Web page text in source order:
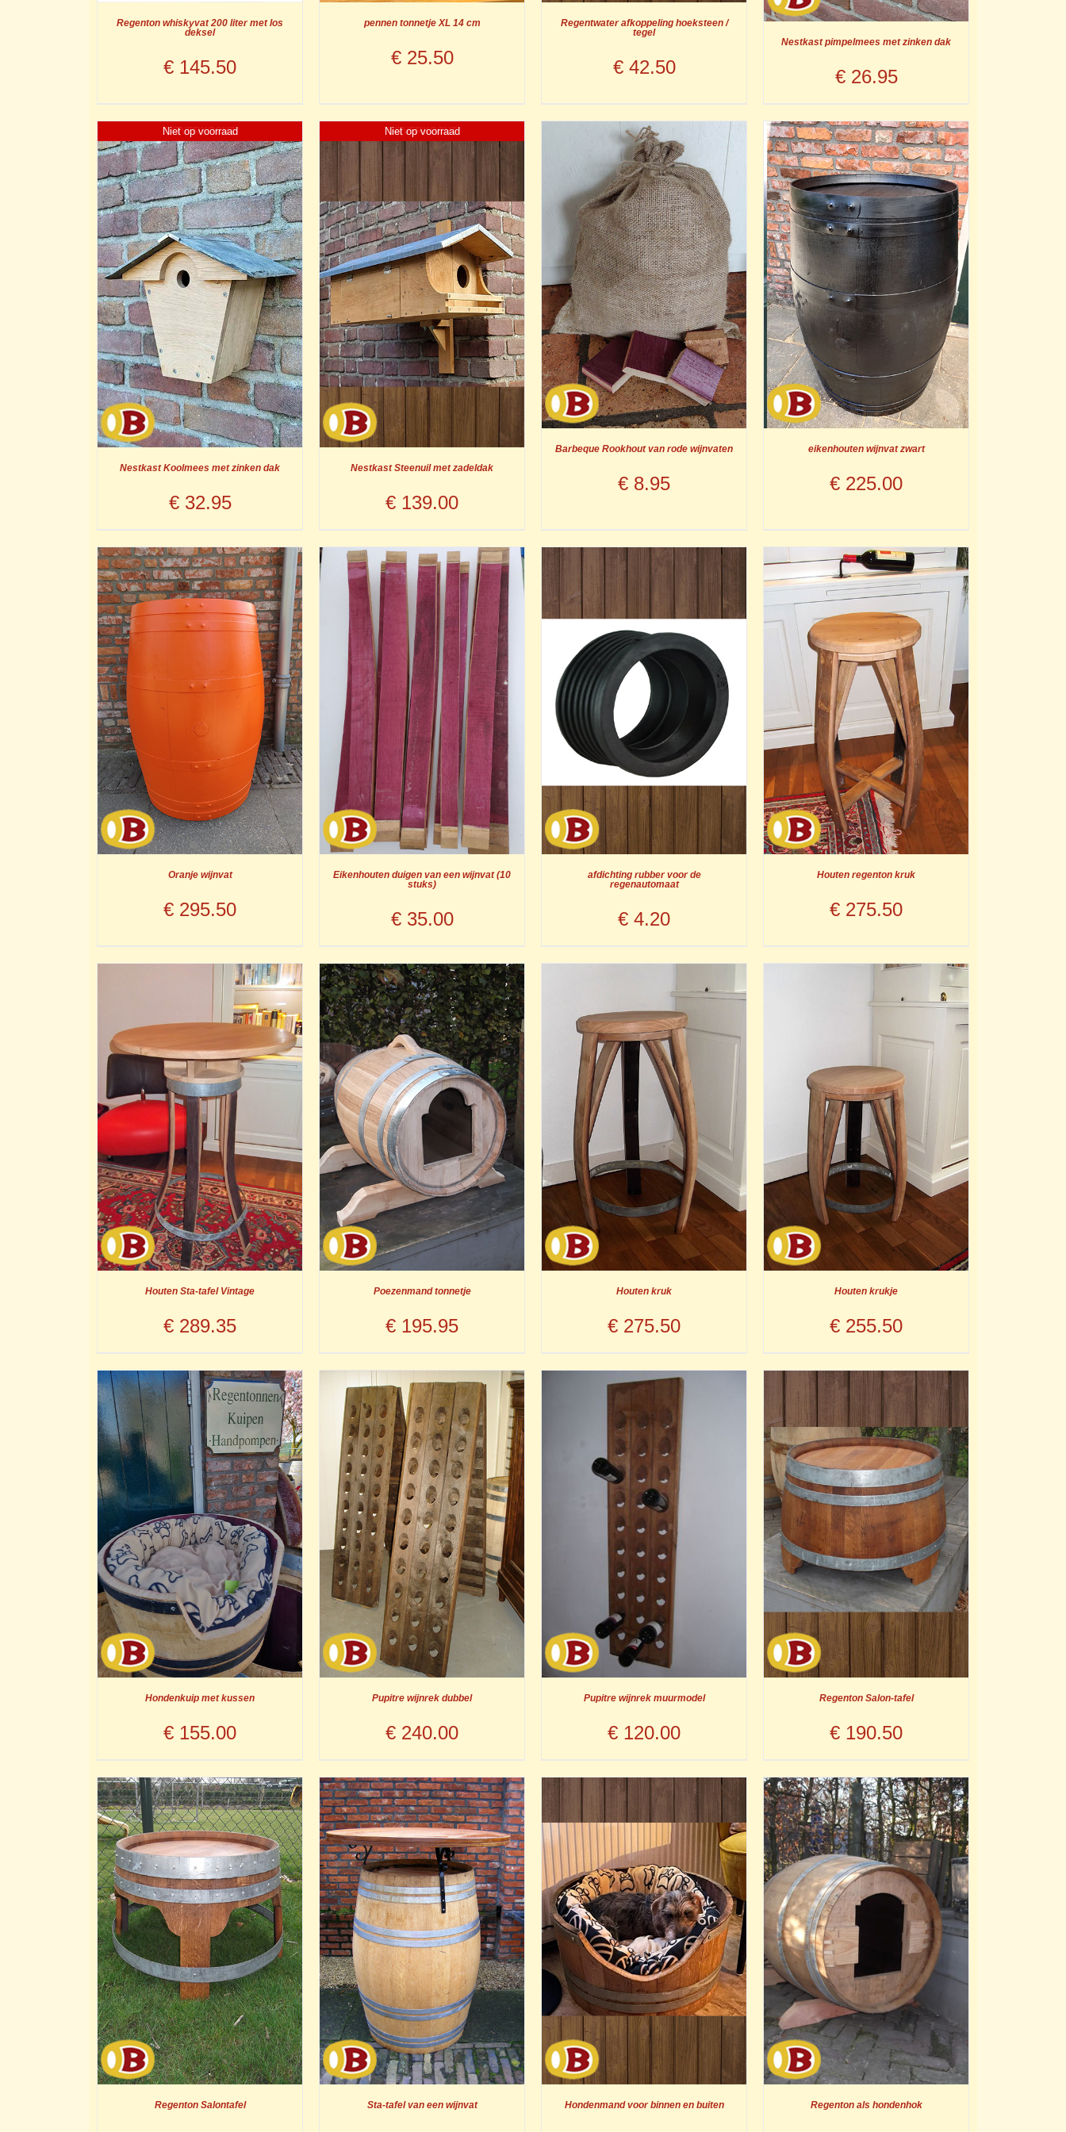
Regenton whiskyvat 200 liter met los
deksel
€ 145.50
pennen tonnetje XL 14 cm
€25.50
Regentwater afkoppeling hoeksteen /
tegel
€42.50
Nestkast pimpelmees met zinken dak
€26.95
Niet op voorraad
UITVERKOCHT
Nestkast Koolmees met zinken dak
€32.95
Niet op voorraad
UITVERKOCHT
Nestkast Steenuil met zadeldak
€ 139.00
Barbeque Rookhout van rode wijnvaten
€ 8.95
eikenhouten wijnvat zwart
€ 225.00
Oranje wijnvat
€ 295.50
Eikenhouten duigen van een wijnvat (10
stuks)
€35.00
afdichting rubber voor de
regenautomaat
€ 4.20
Houten regenton kruk
€ 275.50
Houten Sta-tafel Vintage
€ 289.35
Poezenmand tonnetje
€ 195.95
Houten kruk
€ 275.50
Houten krukje
€ 255.50
Hondenkuip met kussen
€ 155.00
Pupitre wijnrek dubbel
€ 240.00
Pupitre wijnrek muurmodel
€ 120.00
Regenton Salon-tafel
€ 190.50
Regenton Salontafel Sta-tafel van een wijnvat Hondenmand voor binnen en buiten Regenton als hondenhok